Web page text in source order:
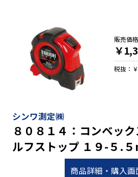
シンワ測定㈱
８０８１４：コンベッ
ルフストップ １９-５.
商品詳細・購入画
販売価格
￥
税抜：